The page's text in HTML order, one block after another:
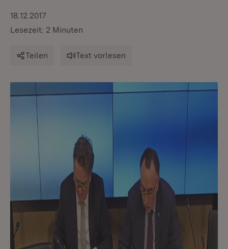
18.12.2017
Lesezeit: 2 Minuten
Teilen Text vorlesen